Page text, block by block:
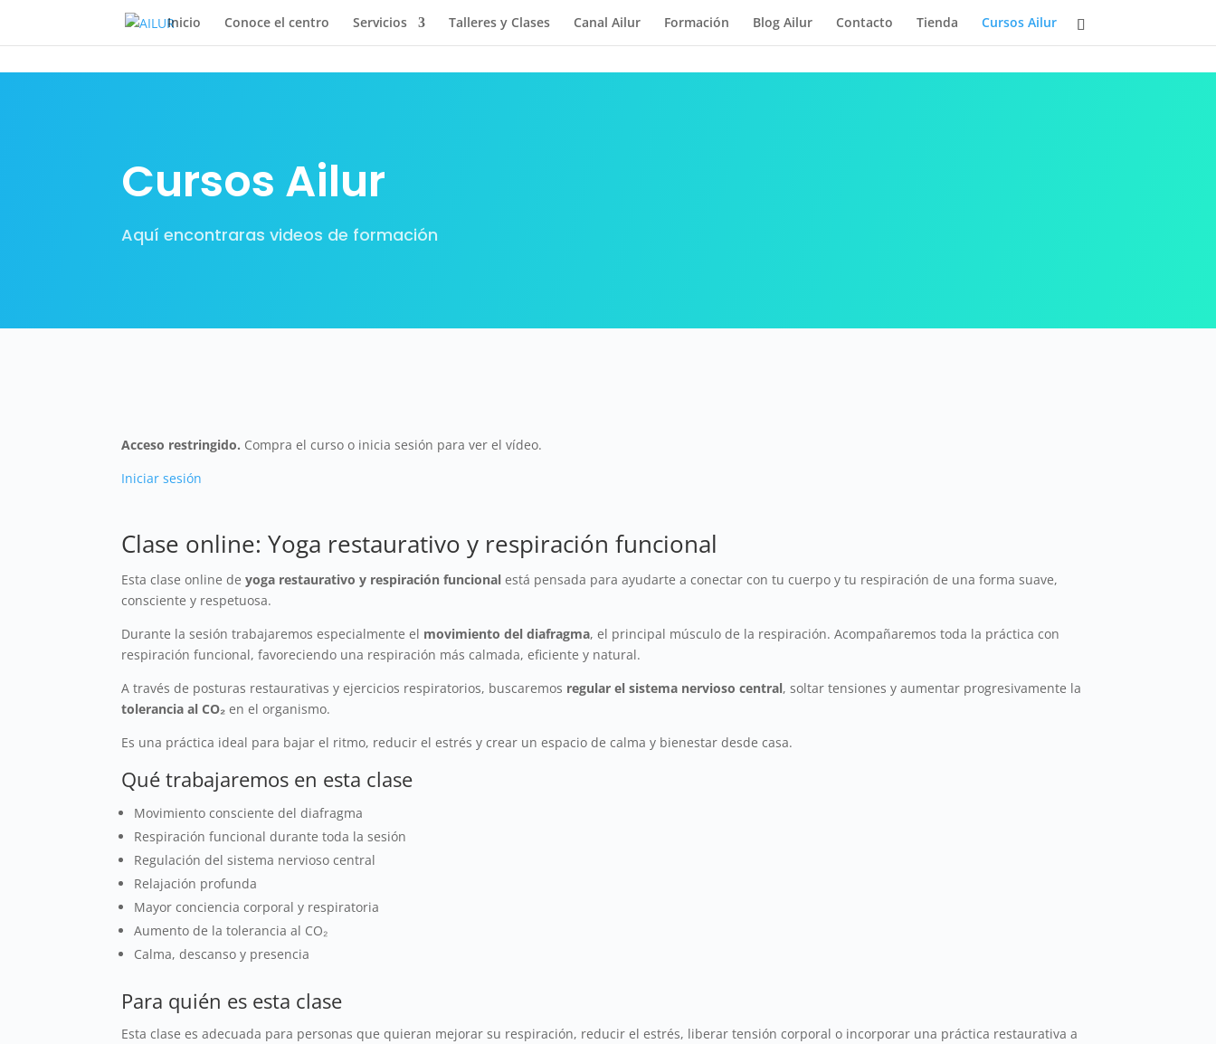
Inicio Conoce el centro Servicios Talleres y Clases Canal Ailur Formación Blog Ailur Contacto Tienda Cursos Ailur
Cursos Ailur
Aquí encontraras videos de formación
Acceso restringido. Compra el curso o inicia sesión para ver el vídeo.
Iniciar sesión
Clase online: Yoga restaurativo y respiración funcional
Esta clase online deyoga restaurativo y respiración funcional está pensada para ayudarte a conectar con tu cuerpo y tu respiración de una forma suave,
consciente y respetuosa.
Durante la sesión trabajaremos especialmente el movimiento del diafragma, el principal músculo de la respiración. Acompañaremos toda la práctica con
respiración funcional, favoreciendo una respiración más calmada, eficiente y natural.
A través de posturas restaurativas y ejercicios respiratorios, buscaremos regular el sistema nervioso central, soltar tensiones y aumentar progresivamente la
tolerancia al CO₂ en el organismo.
Es una práctica ideal para bajar el ritmo, reducir el estrés y crear un espacio de calma y bienestar desde casa.
Qué trabajaremos en esta clase
Movimiento consciente del diafragma
Respiración funcional durante toda la sesión
Regulación del sistema nervioso central
Relajación profunda
Mayor conciencia corporal y respiratoria
Aumento de la tolerancia al CO₂
Calma, descanso y presencia
Para quién es esta clase
Esta clase es adecuada para personas que quieran mejorar su respiración, reducir el estrés, liberar tensión corporal o incorporar una práctica restaurativa a